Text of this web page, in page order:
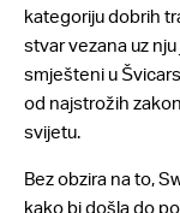
kategoriju dobrih
stvar vezana uz
smješteni u
od najstrožih
svijetu.
Bez obzira na to,
kako bi došla do